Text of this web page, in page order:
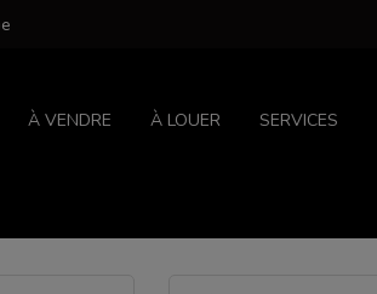
À VENDRE À LOUER SERVICES